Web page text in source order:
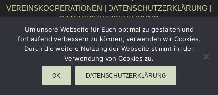
VEREINSKOOPERATIONEN | DATENSCHUTZERKLÄRUNG |
DATENSCHUTZBELEHRUNG
WebDesign Riedel
Um unsere Webseite für Euch optimal zu gestalten und
fortlaufend verbessern zu können, verwenden wir Cookies.
Durch die weitere Nutzung der Webseite stimmt ihr der
Verwendung von Cookies zu.
OK DATENSCHUTZERKLÄRUNG